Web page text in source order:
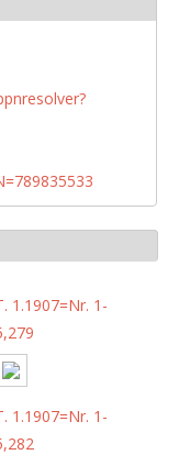
1.1907=Nr. 1-
1.1907=Nr. 1-